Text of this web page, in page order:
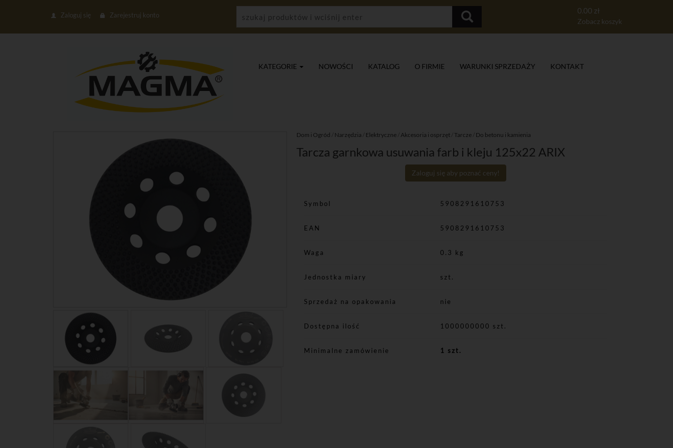
Zaloguj się Zarejestruj konto 0.00 zł
Zobacz koszyk
KATEGORIE NOWOŚCI KATALOG O FIRMIE WARUNKI SPRZEDAŻY KONTAKT
Dom i Ogród Narzędzia Elektryczne Akcesoria i osprzęt Tarcze Do betonu i kamienia
Tarcza garnkowa usuwania farb i kleju 125x22 ARIX
Zaloguj się aby poznać ceny!
Symbol 5908291610753
EAN 5908291610753
Waga 0.3 kg
Jednostka miary szt.
Sprzedaż na opakowania nie
Dostępna ilość 1000000000 szt.
Minimalne zamówienie 1 szt.